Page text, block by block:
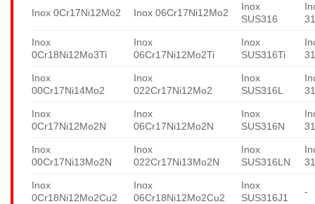
Inox 0Cr17Ni12Mo2 Inox 06Cr17Ni12Mo2
Inox
SUS316
Inox
0Cr18Ni12Mo3Ti
Inox
06Cr17Ni12Mo2Ti
Inox
SUS316Ti
Inox
00Cr17Ni14Mo2
Inox
022Cr17Ni12Mo2
Inox
SUS316L
Inox
0Cr17Ni12Mo2N
Inox
06Cr17Ni12Mo2N
Inox
SUS316N
Inox
00Cr17Ni13Mo2N
Inox
022Cr17Ni13Mo2N
Inox
SUS316LN
Inox
0Cr18Ni12Mo2Cu2
Inox
06Cr18Ni12Mo2Cu2
Inox
SUS316J1
-